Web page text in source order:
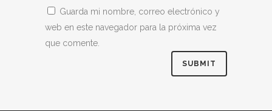
Guarda mi nombre, correo electrónico y
web en este navegador para la próxima vez
que comente.